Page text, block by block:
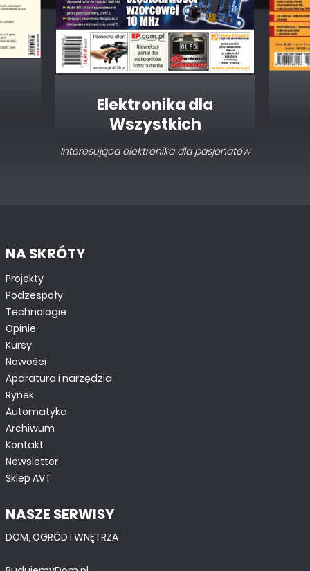
Elektronika dla
Wszystkich
Interesująca elektronika dla pasjonatów
NA SKRÓTY
Projekty
Podzespoły
Technologie
Opinie
Kursy
Nowości
Aparatura i narzędzia
Rynek
Automatyka
Archiwum
Kontakt
Newsletter
Sklep AVT
NASZE SERWISY
DOM, OGRÓD I WNĘTRZA